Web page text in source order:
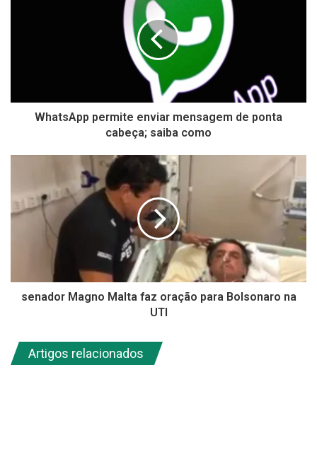
WhatsApp permite enviar mensagem de ponta
cabeça; saiba como
senador Magno Malta faz oração para Bolsonaro na
UTI
Artigos relacionados